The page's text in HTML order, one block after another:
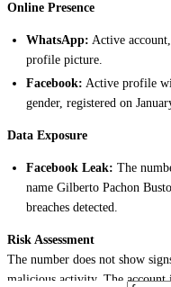
Online Presence
WhatsApp: Active
profile picture.
Facebook: Active profile
gender, registered on
Data Exposure
Facebook Leak: The
name Gilberto Pachon
breaches detected.
Risk Assessment
The number does not show
malicious activity. The account